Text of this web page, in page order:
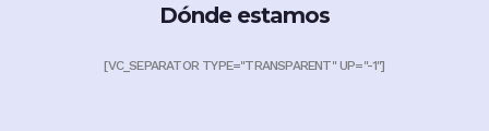
Dónde estamos
[VC_SEPARATOR TYPE="TRANSPARENT" UP="-1"]